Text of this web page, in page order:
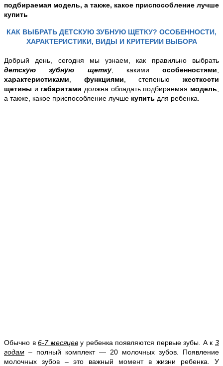
подбираемая модель, а также, какое приспособление лучше
купить
КАК ВЫБРАТЬ ДЕТСКУЮ ЗУБНУЮ ЩЕТКУ? ОСОБЕННОСТИ,
ХАРАКТЕРИСТИКИ, ВИДЫ И КРИТЕРИИ ВЫБОРА
Добрый день, сегодня мы узнаем, как правильно выбрать
детскую зубную щетку, какими особенностями
характеристиками
функциями , степеньюжесткости
щетины и габаритами должна обладать подбираемая модель
а также, какое приспособление лучше купить для ребенка.
Обычно в6-7 месяцеву ребенка появляются первые зубы. А к3
годам – полный комплект — 20 молочных зубов. Появление
молочных зубов – это важный момент в жизни ребенка. У